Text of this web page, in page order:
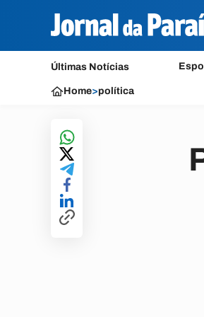
Últimas Notícias
Home>política